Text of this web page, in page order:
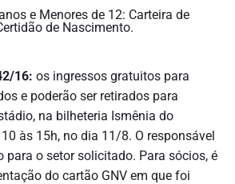
e Menores de 12: Carteira de
de Nascimento.
16: os ingressos gratuitos para
e poderão ser retirados para
na bilheteria Ismênia do
às 15h, no dia 11/8. O responsável
para o setor solicitado. Para sócios, é
do cartão GNV em que foi